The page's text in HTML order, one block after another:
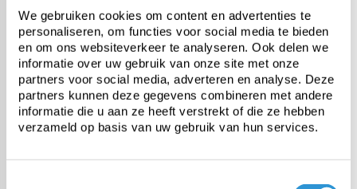
We gebruiken cookies om content en advertenties te
personaliseren, om functies voor social media te bieden
en om ons websiteverkeer te analyseren. Ook delen we
informatie over uw gebruik van onze site met onze
partners voor social media, adverteren en analyse. Deze
partners kunnen deze gegevens combineren met andere
informatie die u aan ze heeft verstrekt of die ze hebben
verzameld op basis van uw gebruik van hun services.
PVC afdekzeil
Doek van de rol
Maatwerk